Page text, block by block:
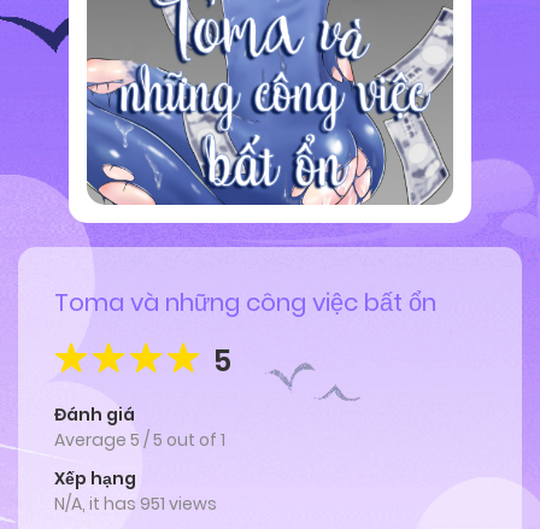
Toma và những công việc bất ổn
5
Đánh giá
Average 5 /5 out of 1
Xếp hạng
N/A, it has 951 views